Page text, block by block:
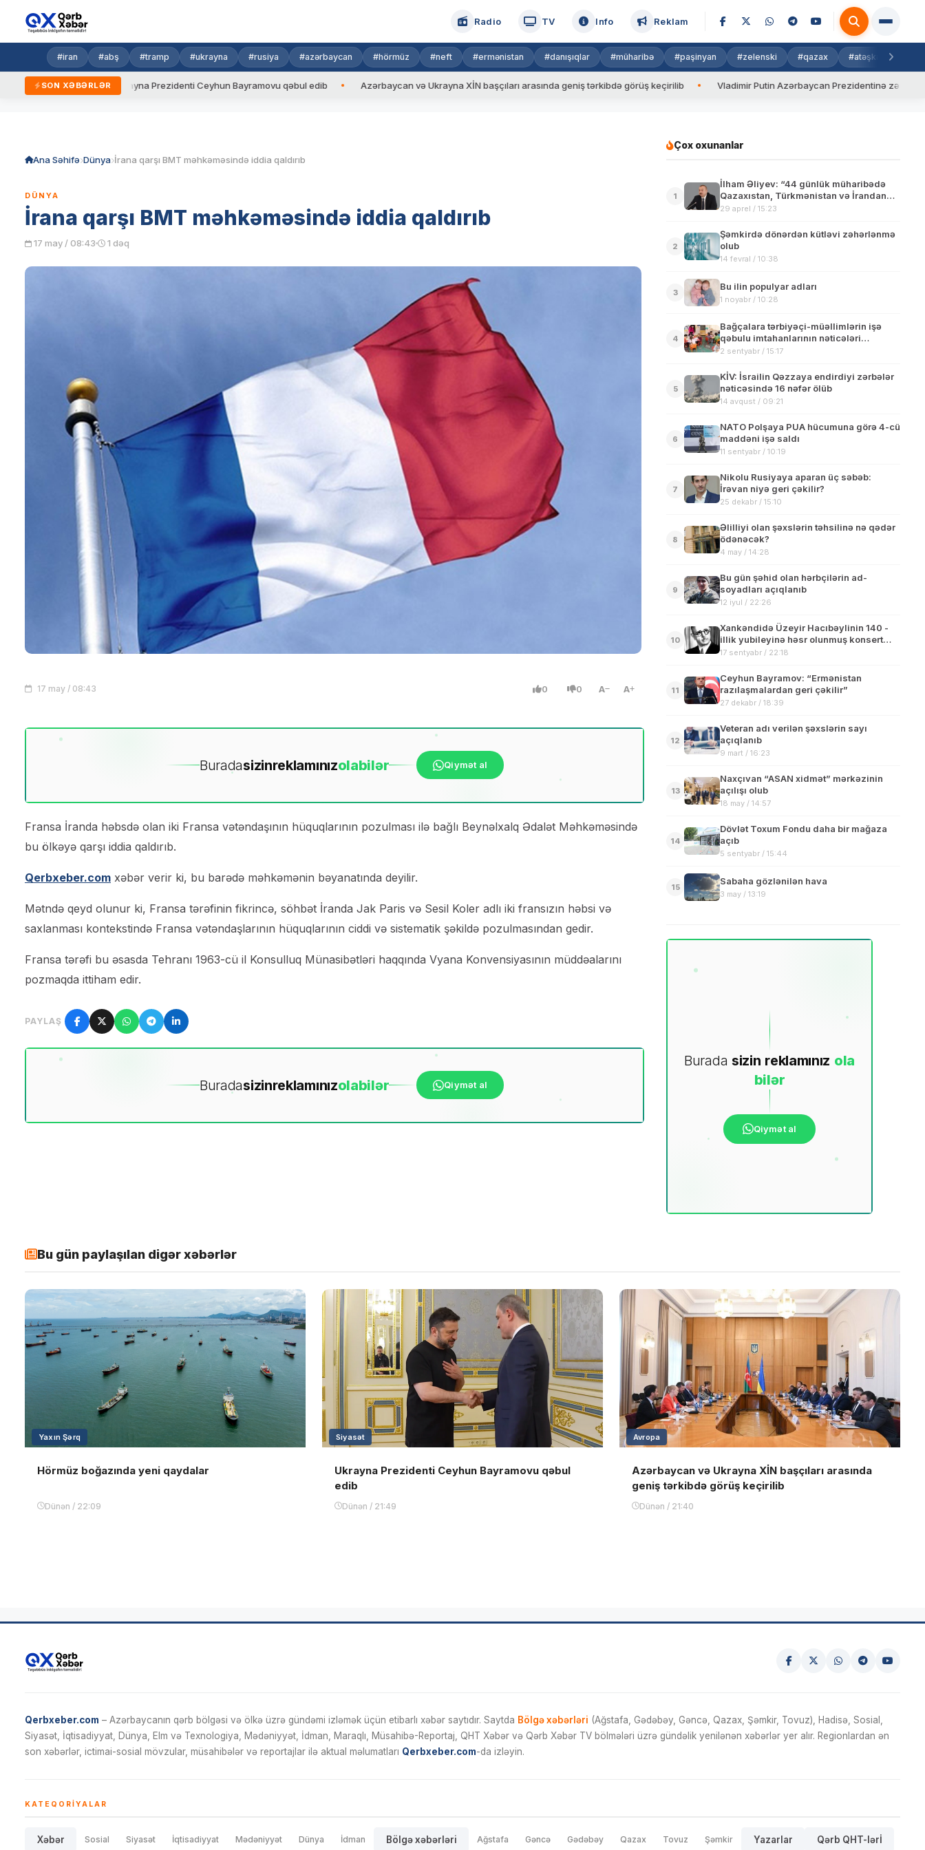
Radio TV Info Reklam
#iran #abş #tramp #ukrayna #rusiya #azərbaycan #hörmüz #neft #ermənistan #danışıqlar #müharibə #paşinyan #zelenski #qazax #atəşkəs
SON XƏBƏRLƏR
Ukrayna Prezidenti Ceyhun Bayramovu qəbul edib Azərbaycan və Ukrayna XİN başçıları arasında geniş tərkibdə görüş keçirilib Vladimir Putin Azərbaycan Prezidentinə zəng edib
Ana Səhifə Dünya İrana qarşı BMT məhkəməsində iddia qaldırıb
DÜNYA
İrana qarşı BMT məhkəməsində iddia qaldırıb
17 may / 08:43 1 dəq
17 may / 08:43 0 0 A A
Buradasizinreklamınızolabilər Qiymət al
Fransa İranda həbsdə olan iki Fransa vətəndaşının hüquqlarının pozulması ilə bağlı Beynəlxalq Ədalət Məhkəməsində
bu ölkəyə qarşı iddia qaldırıb.
Qerbxeber.com xəbər verir ki, bu barədə məhkəmənin bəyanatında deyilir.
Mətndə qeyd olunur ki, Fransa tərəfinin fikrincə, söhbət İranda Jak Paris və Sesil Koler adlı iki fransızın həbsi və
saxlanması kontekstində Fransa vətəndaşlarının hüquqlarının ciddi və sistematik şəkildə pozulmasından gedir.
Fransa tərəfi bu əsasda Tehranı 1963-cü il Konsulluq Münasibətləri haqqında Vyana Konvensiyasının müddəalarını
pozmaqda ittiham edir.
PAYLAŞ
Buradasizinreklamınızolabilər Qiymət al
Çox oxunanlar
1
İlham Əliyev: “44 günlük müharibədə
Qazaxıstan, Türkmənistan və İrandan
Ermənistana silah daşınıb”
29 aprel / 15:23
2
Şəmkirdə dönərdən kütləvi zəhərlənmə
olub
14 fevral / 10:38
3
Bu ilin populyar adları
1 noyabr / 10:28
4
Bağçalara tərbiyəçi-müəllimlərin işə
qəbulu imtahanlarının nəticələri
açıqlanıb
2 sentyabr / 15:17
5
KİV: İsrailin Qəzzaya endirdiyi zərbələr
nəticəsində 16 nəfər ölüb
14 avqust / 09:21
6
NATO Polşaya PUA hücumuna görə 4-cü
maddəni işə saldı
11 sentyabr / 10:19
7
Nikolu Rusiyaya aparan üç səbəb:
İrəvan niyə geri çəkilir?
25 dekabr / 15:10
8
Əlilliyi olan şəxslərin təhsilinə nə qədər
ödənəcək?
4 may / 14:28
9
Bu gün şəhid olan hərbçilərin ad-
soyadları açıqlanıb
12 iyul / 22:26
10
Xankəndidə Üzeyir Hacıbəylinin 140 -
illik yubileyinə həsr olunmuş konsert
keçirilib
17 sentyabr / 22:18
11
Ceyhun Bayramov: “Ermənistan
razılaşmalardan geri çəkilir”
27 dekabr / 18:39
12
Veteran adı verilən şəxslərin sayı
açıqlanıb
9 mart / 16:23
13
Naxçıvan “ASAN xidmət” mərkəzinin
açılışı olub
18 may / 14:57
14
Dövlət Toxum Fondu daha bir mağaza
açıb
5 sentyabr / 15:44
15
Sabaha gözlənilən hava
3 may / 13:19
Burada sizin reklamınız ola
bilər
Qiymət al
Bu gün paylaşılan digər xəbərlər
Yaxın Şərq
Hörmüz boğazında yeni qaydalar
Dünən / 22:09
Siyasət
Ukrayna Prezidenti Ceyhun Bayramovu qəbul
edib
Dünən / 21:49
Avropa
Azərbaycan və Ukrayna XİN başçıları arasında
geniş tərkibdə görüş keçirilib
Dünən / 21:40
Qerbxeber.com – Azərbaycanın qərb bölgəsi və ölkə üzrə gündəmi izləmək üçün etibarlı xəbər saytıdır. Saytda Bölgə xəbərləri (Ağstafa, Gədəbəy, Gəncə, Qazax, Şəmkir, Tovuz), Hadisə, Sosial,
Siyasət, İqtisadiyyat, Dünya, Elm və Texnologiya, Mədəniyyət, İdman, Maraqlı, Müsahibə-Reportaj, QHT Xəbər və Qərb Xəbər TV bölmələri üzrə gündəlik yenilənən xəbərlər yer alır. Regionlardan ən
son xəbərlər, ictimai-sosial mövzular, müsahibələr və reportajlar ilə aktual məlumatları Qerbxeber.com-da izləyin.
KATEQORIYALAR
Xəbər Sosial Siyasət İqtisadiyyat Mədəniyyət Dünya İdman Bölgə xəbərləri Ağstafa Gəncə Gədəbəy Qazax Tovuz Şəmkir Yazarlar Qərb QHT-lərİ